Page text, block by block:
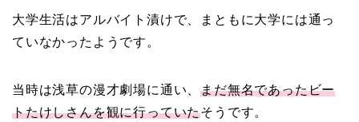
大学生活はアルバイト漬けで、まともに大学には通っ
ていなかったようです。
当時は浅草の漫才劇場に通い、まだ無名であったビー
トたけしさんを観に行っていたそうです。